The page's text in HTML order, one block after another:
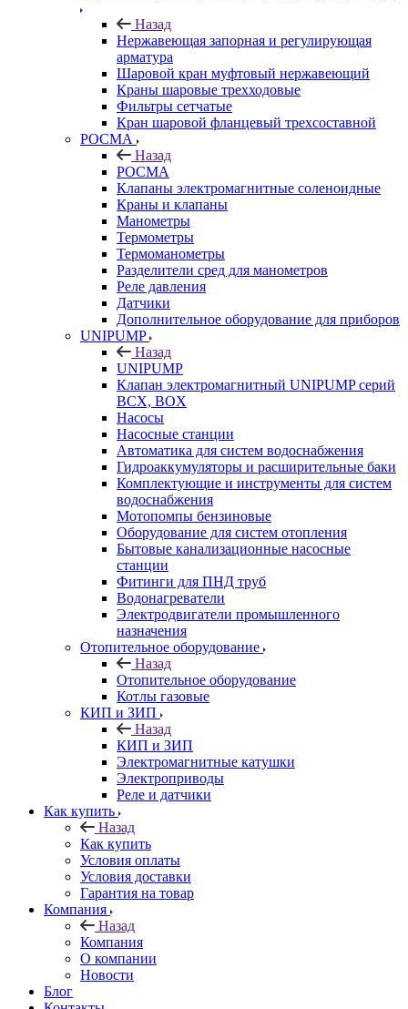
Назад
Нержавеющая запорная и регулирующая
арматура
Шаровой кран муфтовый нержавеющий
Краны шаровые трехходовые
Фильтры сетчатые
Кран шаровой фланцевый трехсоставной
РОСМА
Назад
РОСМА
Клапаны электромагнитные соленоидные
Краны и клапаны
Манометры
Термометры
Термоманометры
Разделители сред для манометров
Реле давления
Датчики
Дополнительное оборудование для приборов
UNIPUMP
Назад
UNIPUMP
Клапан электромагнитный UNIPUMP серий
BCX, BOX
Насосы
Насосные станции
Автоматика для систем водоснабжения
Гидроаккумуляторы и расширительные баки
Комплектующие и инструменты для систем
водоснабжения
Мотопомпы бензиновые
Оборудование для систем отопления
Бытовые канализационные насосные
станции
Фитинги для ПНД труб
Водонагреватели
Электродвигатели промышленного
назначения
Отопительное оборудование
Назад
Отопительное оборудование
Котлы газовые
КИП и ЗИП
Назад
КИП и ЗИП
Электромагнитные катушки
Электроприводы
Реле и датчики
Как купить
Назад
Как купить
Условия оплаты
Условия доставки
Гарантия на товар
Компания
Назад
Компания
О компании
Новости
Блог